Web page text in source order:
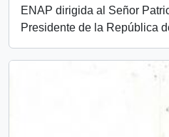
ENAP dirigida al Señor
Presidente de la República